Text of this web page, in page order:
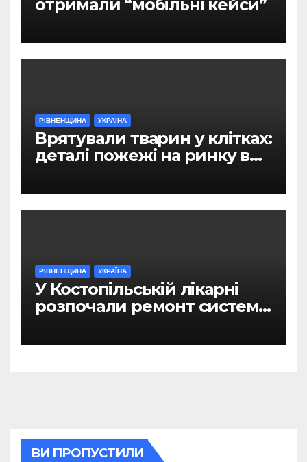
отримали “мобільні кейси”
РІВНЕНЩИНА УКРАЇНА
Врятували тварин у клітках:
деталі пожежі на ринку в
РІВНЕНЩИНА УКРАЇНА
У Костопільській лікарні
розпочали ремонт системи
ВИ ПРОПУСТИЛИ